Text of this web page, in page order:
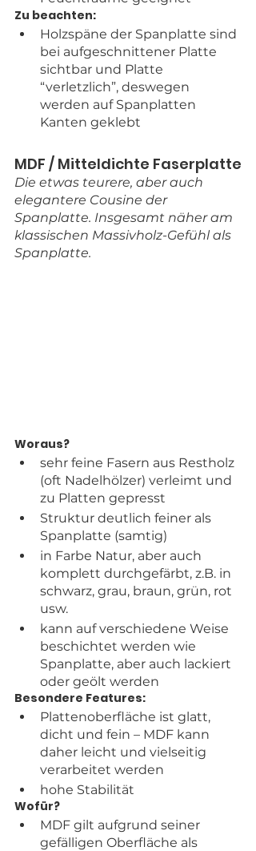
Zu beachten:
Holzspäne der Spanplatte sind
bei aufgeschnittener Platte
sichtbar und Platte
“verletzlich”, deswegen
werden auf Spanplatten
Kanten geklebt
MDF / Mitteldichte Faserplatte
Die etwas teurere, aber auch
elegantere Cousine der
Spanplatte. Insgesamt näher am
klassischen Massivholz-Gefühl als
Spanplatte.
Woraus?
sehr feine Fasern aus Restholz
(oft Nadelhölzer) verleimt und
zu Platten gepresst
Struktur deutlich feiner als
Spanplatte (samtig)
in Farbe Natur, aber auch
komplett durchgefärbt, z.B. in
schwarz, grau, braun, grün, rot
usw.
kann auf verschiedene Weise
beschichtet werden wie
Spanplatte, aber auch lackiert
oder geölt werden
Besondere Features:
Plattenoberfläche ist glatt,
dicht und fein – MDF kann
daher leicht und vielseitig
verarbeitet werden
hohe Stabilität
Wofür?
MDF gilt aufgrund seiner
gefälligen Oberfläche als